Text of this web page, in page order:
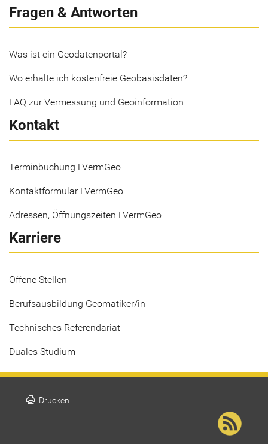
Fragen & Antworten
Was ist ein Geodatenportal?
Wo erhalte ich kostenfreie Geobasisdaten?
FAQ zur Vermessung und Geoinformation
Kontakt
Terminbuchung LVermGeo
Kontaktformular LVermGeo
Adressen, Öffnungszeiten LVermGeo
Karriere
Offene Stellen
Berufsausbildung Geomatiker/in
Technisches Referendariat
Duales Studium
print Drucken